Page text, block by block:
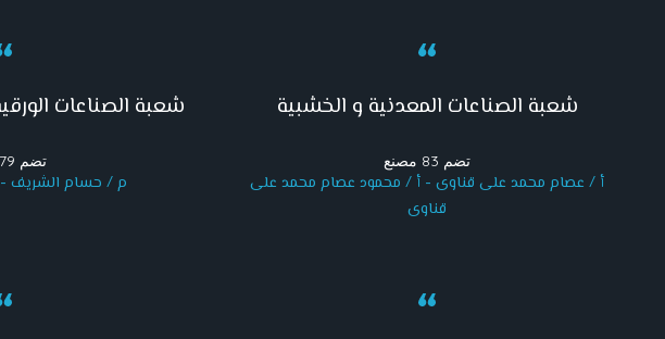
شعبة الصناعات المعدنية و الخشبية
تضم 83 مصنع
أ / عصام محمد على قناوى - أ / محمود عصام محمد على
قناوى
شعبة الصناعات
تضم 79 مصنع
م / حسام الشريف